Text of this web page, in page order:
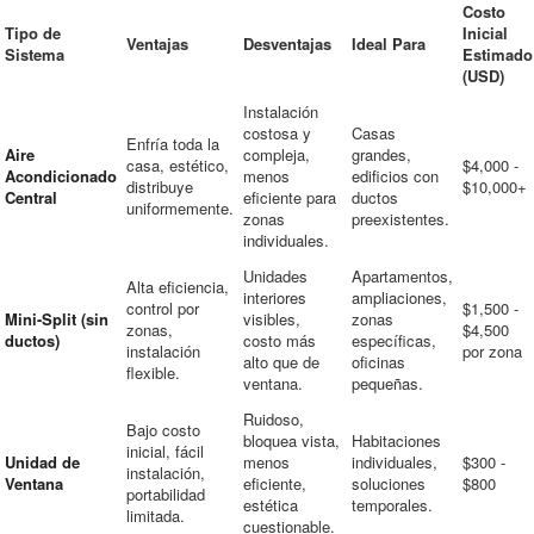
Tipo de
Sistema
Ventajas Desventajas Ideal Para
Costo
Inicial
Estimado
(USD)
Aire
Acondicionado
Central
Enfría toda la
casa, estético,
distribuye
uniformemente.
Instalación
costosa y
compleja,
menos
eficiente para
zonas
individuales.
Casas
grandes,
edificios con
ductos
preexistentes.
$4,000 -
$10,000+
Mini-Split (sin
ductos)
Alta eficiencia,
control por
zonas,
instalación
flexible.
Unidades
interiores
visibles,
costo más
alto que de
ventana.
Apartamentos,
ampliaciones,
zonas
específicas,
oficinas
pequeñas.
$1,500 -
$4,500
por zona
Unidad de
Ventana
Bajo costo
inicial, fácil
instalación,
portabilidad
limitada.
Ruidoso,
bloquea vista,
menos
eficiente,
estética
cuestionable.
Habitaciones
individuales,
soluciones
temporales.
$300 -
$800